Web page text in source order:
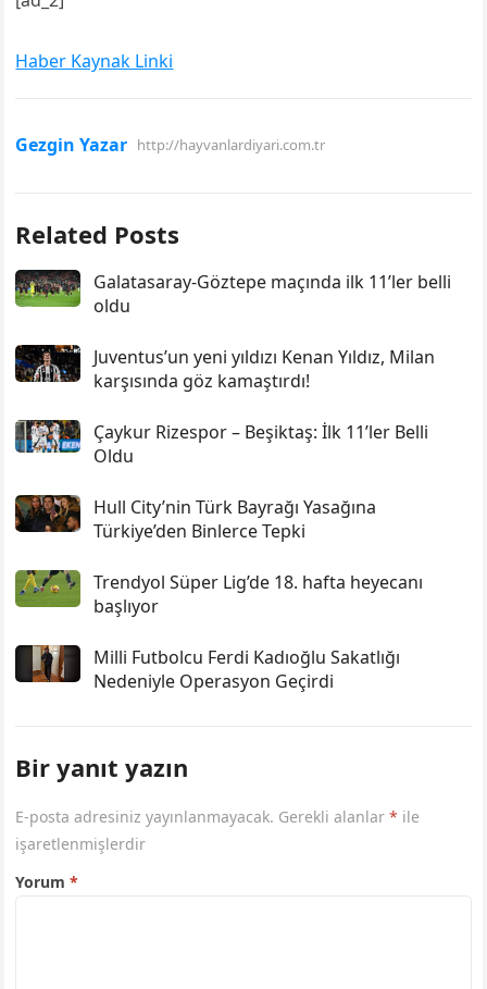
Haber Kaynak Linki
Gezgin Yazar http://hayvanlardiyari.com.tr
Related Posts
Galatasaray-Göztepe maçında ilk 11’ler belli
oldu
Juventus’un yeni yıldızı Kenan Yıldız, Milan
karşısında göz kamaştırdı!
Çaykur Rizespor – Beşiktaş: İlk 11’ler Belli
Oldu
Hull City’nin Türk Bayrağı Yasağına
Türkiye’den Binlerce Tepki
Trendyol Süper Lig’de 18. hafta heyecanı
başlıyor
Milli Futbolcu Ferdi Kadıoğlu Sakatlığı
Nedeniyle Operasyon Geçirdi
Bir yanıt yazın
E-posta adresiniz yayınlanmayacak. Gerekli alanlar* ile
işaretlenmişlerdir
Yorum*